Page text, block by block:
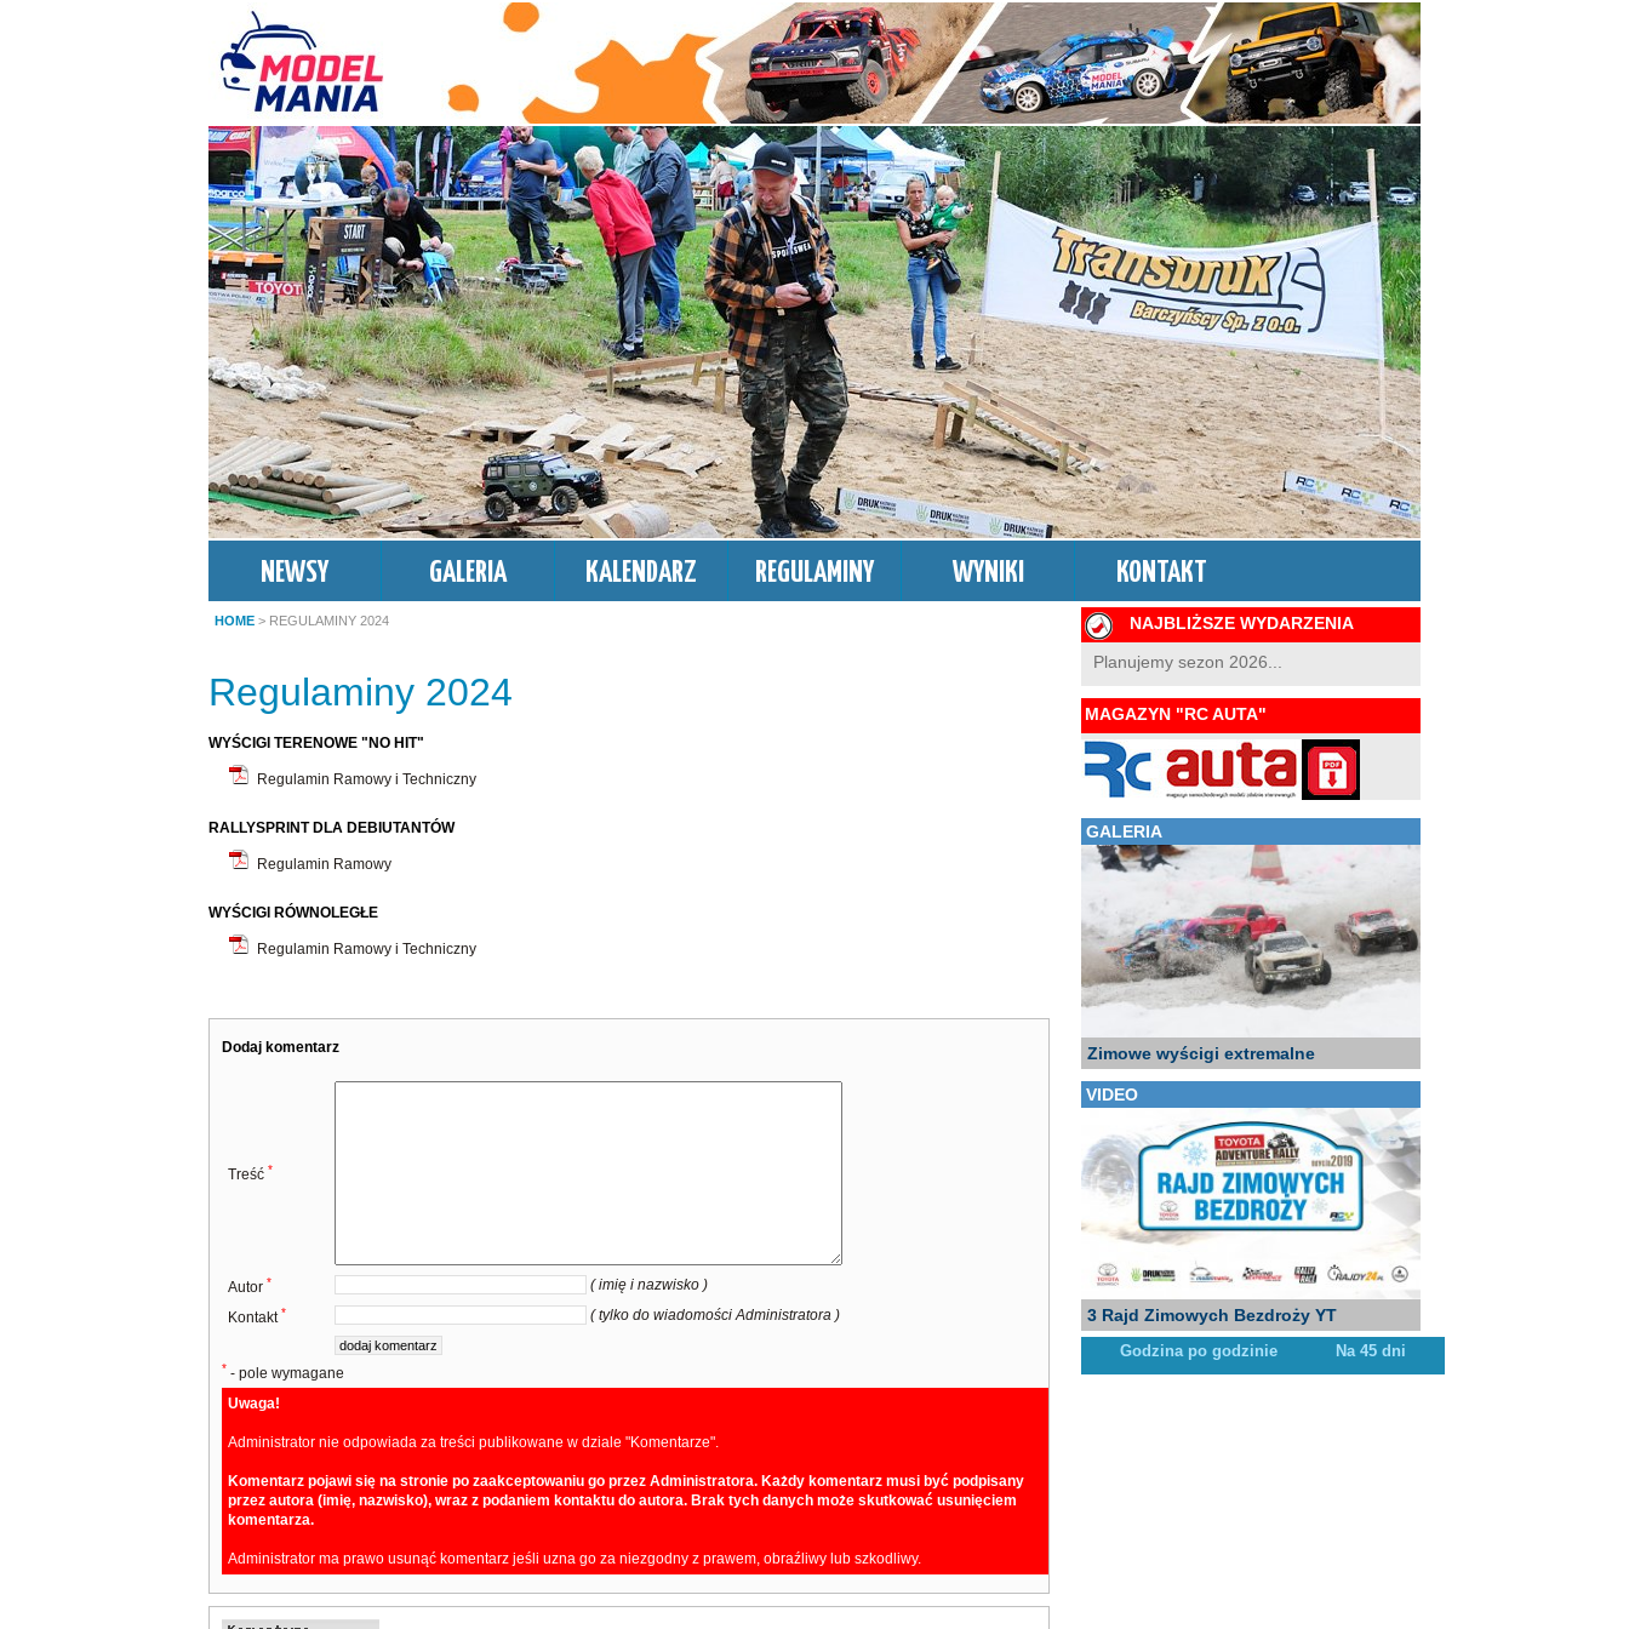
NEWSY GALERIA KALENDARZ REGULAMINY WYNIKI KONTAKT
HOME > REGULAMINY 2024
Regulaminy 2024
WYŚCIGI TERENOWE "NO HIT"
Regulamin Ramowy i Techniczny
RALLYSPRINT DLA DEBIUTANTÓW
Regulamin Ramowy
WYŚCIGI RÓWNOLEGŁE
Regulamin Ramowy i Techniczny
Dodaj komentarz
Treść *
Autor *
( imię i nazwisko )
Kontakt* ( tylko do wiadomości Administratora )
* - pole wymagane
Uwaga!
Administrator nie odpowiada za treści publikowane w dziale "Komentarze".
Komentarz pojawi się na stronie po zaakceptowaniu go przez Administratora. Każdy komentarz musi być podpisany
przez autora (imię, nazwisko), wraz z podaniem kontaktu do autora. Brak tych danych może skutkować usunięciem
komentarza.
Administrator ma prawo usunąć komentarz jeśli uzna go za niezgodny z prawem, obraźliwy lub szkodliwy.
NAJBLIŻSZE WYDARZENIA
Planujemy sezon 2026...
MAGAZYN "RC AUTA"
GALERIA
Zimowe wyścigi extremalne
VIDEO
3 Rajd Zimowych Bezdroży YT
Godzina po godzinie Na 45 dni